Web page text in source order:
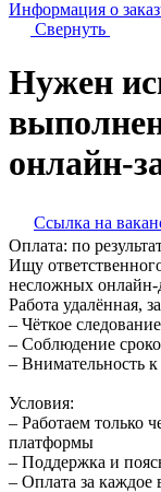
Информация о
Свернуть
Нужен
онлайн-
Ссылка на
Оплата: по
Ищу
несложных онлайн-
Работа удалённая,
– Чёткое
– Соблюдение
– Внимательность к
Условия:
– Работаем только
платформы
– Поддержка и
– Оплата за каждое